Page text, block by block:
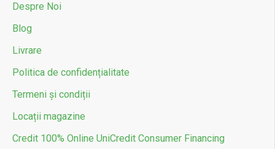
Despre Noi
Blog
Livrare
Politica de confidențialitate
Termeni și condiții
Locații magazine
Credit 100% Online UniCredit Consumer Financing